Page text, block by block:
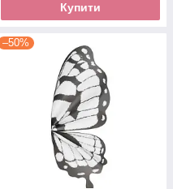
Купити
–50%